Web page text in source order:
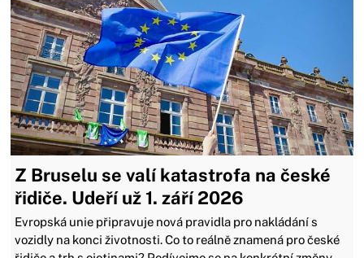
Z Bruselu se valí katastrofa na české
řidiče. Udeří už 1. září 2026
Evropská unie připravuje nová pravidla pro nakládání s
vozidly na konci životnosti. Co to reálně znamená pro české